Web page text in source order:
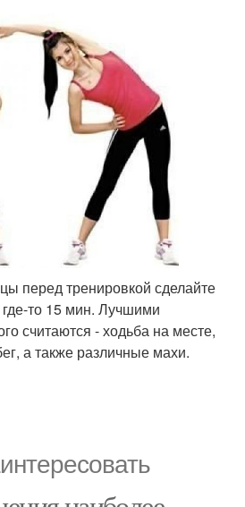
перед тренировкой сделайте
то 15 мин. Лучшими
считаются - ходьба на месте,
а также различные махи.